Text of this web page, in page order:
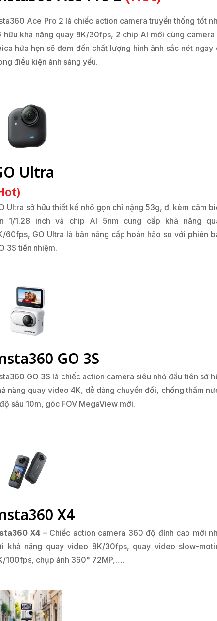
Ace Pro 2 là chiếc action camera truyền thống tốt
hữu khả năng quay 8K/30fps, 2 chip AI mới cùng camera
hứa hẹn sẽ đem đến chất lượng hình ảnh sắc nét ngay
điều kiện ánh sáng yếu.
Ultra
Ultra sở hữu thiết kế nhỏ gọn chỉ nặng 53g, đi kèm cảm
1/1.28 inch và chip AI 5nm cung cấp khả năng
60fps, GO Ultra là bản nâng cấp hoàn hảo so với phiên
3S tiền nhiệm.
GO 3S
GO 3S là chiếc action camera siêu nhỏ đầu tiên sở
năng quay video 4K, dễ dàng chuyển đổi, chống thấm
sâu 10m, góc FOV MegaView mới.
X4
X4 – Chiếc action camera 360 độ đỉnh cao mới
khả năng quay video 8K/30fps, quay video slow-
100fps, chụp ảnh 360° 72MP,….